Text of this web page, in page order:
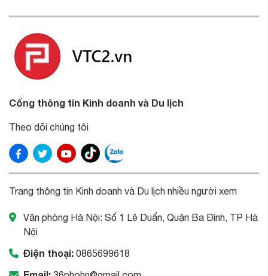
Cổng thông tin Kinh doanh và Du lịch
Theo dõi chúng tôi
Trang thông tin Kinh doanh và Du lịch nhiều người xem
Văn phòng Hà Nội: Số 1 Lê Duẩn, Quận Ba Đình, TP Hà
Nội
Điện thoại: 0865699618